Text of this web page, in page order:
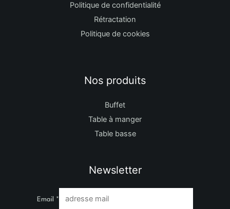
Politique de confidentialité
Rétractation
Politique de cookies
Nos produits
Buffet
Table à manger
Table basse
Newsletter
Email *